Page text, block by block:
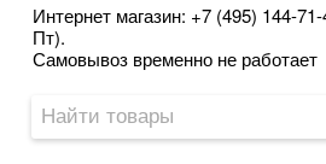
Интернет магазин: +7 (495) 144-
Пт).
Самовывоз временно не работает